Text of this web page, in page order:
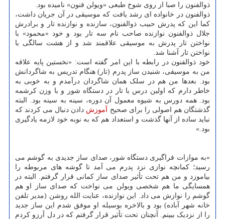
ذوالفنون را صبا از روی شوخ طبعی «ویولن فنون» نامیده بود.
ذوالفنون در خانواده ای رشد یافت که موسیقی در آن جریان داشت،
کما این که پدرش حبیب ذوالفنون، سازنده و نوازنده تار و برادرش
جلال ذوالفنون نوازنده صاحب نام سه تار بود و خود «محمود» با
نواختن تار پدرش به موسیقی علاقمند شد و از هشت سالگی با
نواختن تار آشنا شد.
خود ذوالفنون در رابطه با این امر گفته است: «نخستین پایه علاقه
من به موسیقی، شنیدن ساز پدرم (تار) هنگام تدریس به شاگردانش
بود. بعدها من هم در سلک همان شاگردان درآمدم و به خوبی به
خاطر دارم که اولین درس با تار در دستگاه شور و با وزن کرشمه
بود. همه دورس به شیوه معمول آن دوره، سینه به سینه بود. البته
گذشتگان هم اصولی را برای صحیح آموزش دادن دنبال می کردند که
نباید ساده از آنها گذشت و استعداد هم که به نوبه خود لازمه یادگیری
بود.»
«به موازات فراگیری دستگاه شور، صدای ساز جدیدی به گوشم می
رسید؛ کمانچه نوازی نزد پدرم می آمد تا گوشه های مربوطه را
بیاموزد و من هم تحت تأثیر صدای ساز کمانی قرار گرفتم. البته در
همسایگی ما هم شخصی ویولن می نواخت که صدای ساز او هم
گوشم را نوازش می داد. این نوازنده، عنایت الله روشن (مدیر تلفن
خانه شهر آباده) بود و بالاخره بوسیله او موفق شدم این ساز جدید
را از نزدیک ببینم. آنچنان تحت تأثیر قرار گرفتم که در دل آرزو کردم